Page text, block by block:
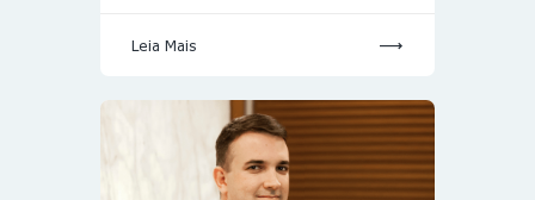
Leia Mais